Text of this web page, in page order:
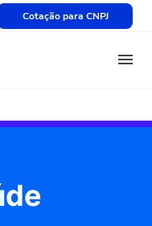
Cotação para CNPJ